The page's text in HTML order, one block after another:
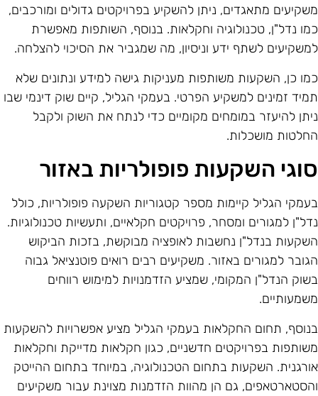
מתאגדים, ניתן להשקיע בפרויקטים גדולים ומורכבים,
נדל"ן, טכנולוגיה וחקלאות. בנוסף, השותפות מאפשרת
לשתף ידע וניסיון, מה שמגביר את הסיכוי להצלחה.
כן, השקעות משותפות מעניקות גישה למידע ונתונים שלא
זמינים למשקיע הפרטי. בעמקי הגליל, קיים שוק דינמי שבו
להיעזר במומחים מקומיים כדי לנתח את השוק ולקבל
מושכלות.
השקעות פופולריות באזור
הגליל קיימות מספר קטגוריות השקעה פופולריות, כולל
למגורים ומסחר, פרויקטים חקלאיים, ותעשיות טכנולוגיות.
בנדל"ן נחשבות לאופציה מבוקשת, בזכות הביקוש
למגורים באזור. משקיעים רבים רואים פוטנציאל גבוה
הנדל"ן המקומי, שמציע הזדמנויות למימוש רווחים
תחום החקלאות בעמקי הגליל מציע אפשרויות להשקעות
בפרויקטים חדשניים, כגון חקלאות מדייקת וחקלאות
השקעות בתחום הטכנולוגיה, במיוחד בתחום ההייטק
גם הן מהוות הזדמנות מצוינת עבור משקיעים